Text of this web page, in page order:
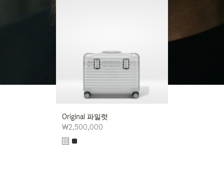
Original 파일럿
₩2,500,000